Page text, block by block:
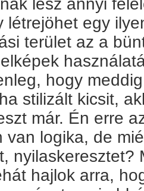
lesz annyi
létrejöhet egy
terület az a
hogy
stilizált kicsit,
már. Én erre
van logika, de
nyilaskeresztet?
hajlok arra,